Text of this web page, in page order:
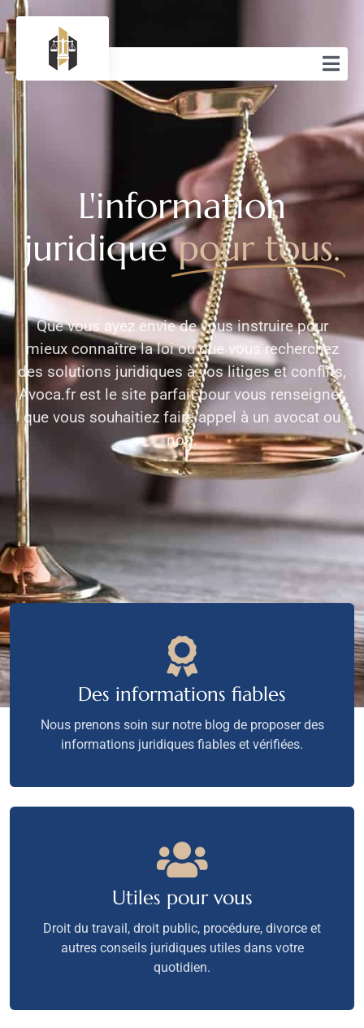
L'information
juridique pour tous.
Que vous ayez envie de vous instruire pour
mieux connaître la loi ou que vous recherchez
des solutions juridiques à vos litiges et conflits,
Avoca.fr est le site parfait pour vous renseigner,
que vous souhaitiez faire appel à un avocat ou
non.
Des informations fiables
Nous prenons soin sur notre blog de proposer des
informations juridiques fiables et vérifiées.
Utiles pour vous
Droit du travail, droit public, procédure, divorce et
autres conseils juridiques utiles dans votre
quotidien.